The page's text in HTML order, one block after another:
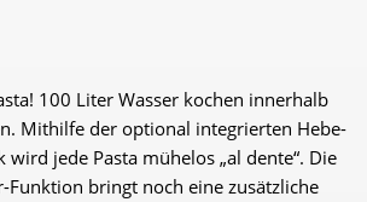
100 Liter Wasser kochen innerhalb
Mithilfe der optional integrierten Hebe-
wird jede Pasta mühelos „al dente“. Die
Funktion bringt noch eine zusätzliche